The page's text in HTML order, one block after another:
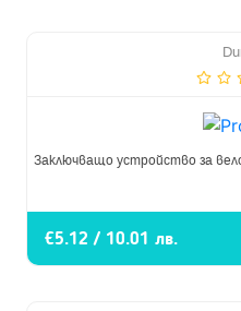
Заключващо устройство за
€5.12 / 10.01 лв.